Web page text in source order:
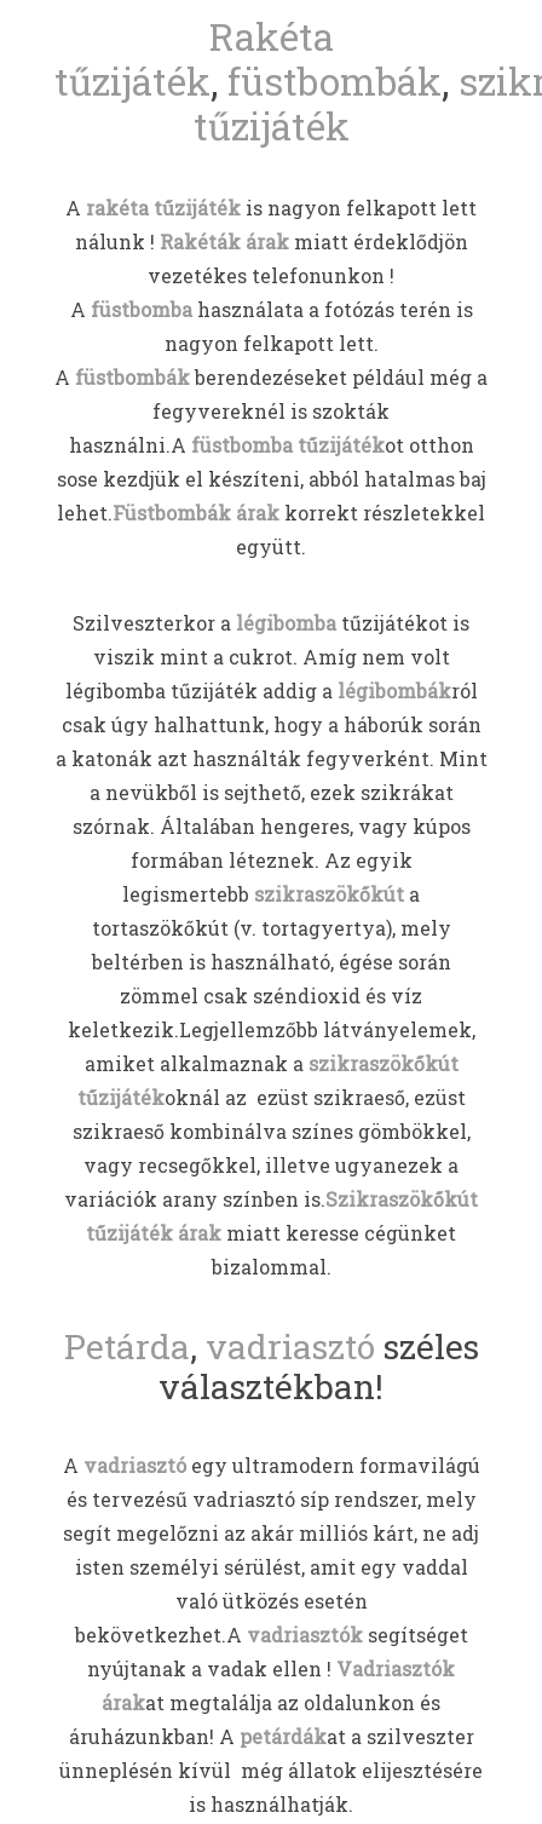
Rakéta
tűzijáték, füstbombák,
tűzijáték
A rakéta tűzijáték is nagyon felkapott lett
nálunk ! Rakéták árak miatt érdeklődjön
vezetékes telefonunkon !
A füstbombahasználata a fotózás terén is
nagyon felkapott lett.
A füstbombákberendezéseket például még a
fegyvereknél is szokták
használni.A füstbomba tűzijátékot otthon
sose kezdjük el készíteni, abból hatalmas baj
lehet.Füstbombák árak korrekt részletekkel
együtt.
Szilveszterkor a légibomba tűzijátékot is
viszik mint a cukrot. Amíg nem volt
légibomba tűzijáték addig a légibombákról
csak úgy halhattunk, hogy a háborúk során
a katonák azt használták fegyverként. Mint
a nevükből is sejthető, ezek szikrákat
szórnak. Általában hengeres, vagy kúpos
formában léteznek. Az egyik
legismertebb szikraszökőkút a
tortaszökőkút (v. tortagyertya), mely
beltérben is használható, égése során
zömmel csak széndioxid és víz
keletkezik.Legjellemzőbb látványelemek,
amiket alkalmaznak a szikraszökőkút
tűzijátékoknál az ezüst szikraeső, ezüst
szikraeső kombinálva színes gömbökkel,
vagy recsegőkkel, illetve ugyanezek a
variációk arany színben is.Szikraszökőkút
tűzijáték árak miatt keresse cégünket
bizalommal.
Petárda, vadriasztó széles
választékban!
A vadriasztó egy ultramodern formavilágú
és tervezésű vadriasztó síp rendszer, mely
segít megelőzni az akár milliós kárt, ne adj
isten személyi sérülést, amit egy vaddal
való ütközés esetén
bekövetkezhet.A vadriasztóksegítséget
nyújtanak a vadak ellen ! Vadriasztók
árakat megtalálja az oldalunkon és
áruházunkban! A petárdákat a szilveszter
ünneplésén kívül még állatok elijesztésére
is használhatják.